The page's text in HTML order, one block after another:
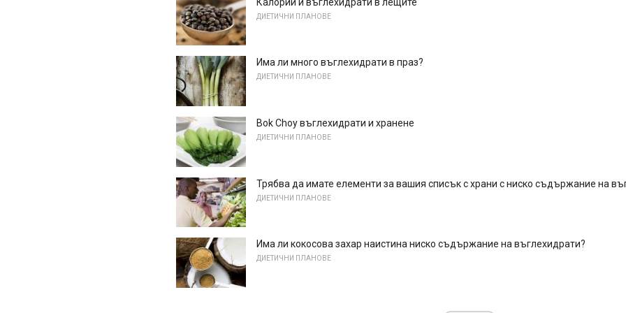
ДИЕТИЧНИ ПЛАНОВЕ
Има ли много въглехидрати в праз?
ДИЕТИЧНИ ПЛАНОВЕ
Bok Choy въглехидрати и хранене
ДИЕТИЧНИ ПЛАНОВЕ
Трябва да имате елементи за вашия списък с храни с ниско съдържание на
ДИЕТИЧНИ ПЛАНОВЕ
Има ли кокосова захар наистина ниско съдържание на въглехидрати?
ДИЕТИЧНИ ПЛАНОВЕ